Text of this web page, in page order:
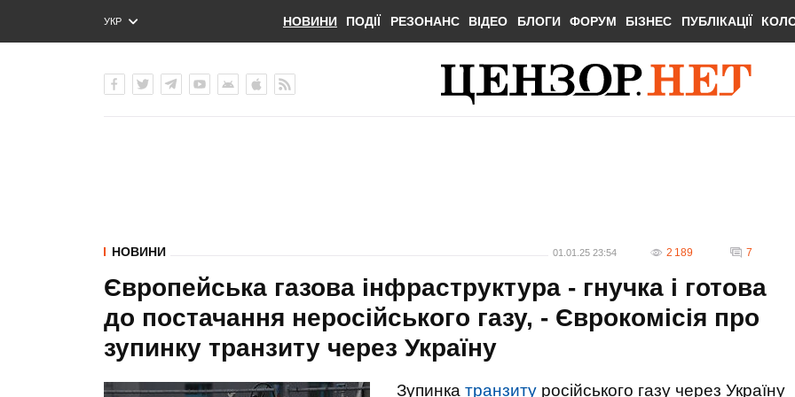
УКР
ENG
НОВИНИ ПОДІЇ РЕЗОНАНС ВІДЕО БЛОГИ ФОРУМ БІЗНЕС ПУБЛІКАЦІЇ
НОВИНИ 01.01.25 23:54 2 189 7
Європейська газова інфраструктура - гнучка і готова
до постачання неросійського газу, - Єврокомісія про
зупинку транзиту через Україну
Зупинка транзиту російського газу через Україну